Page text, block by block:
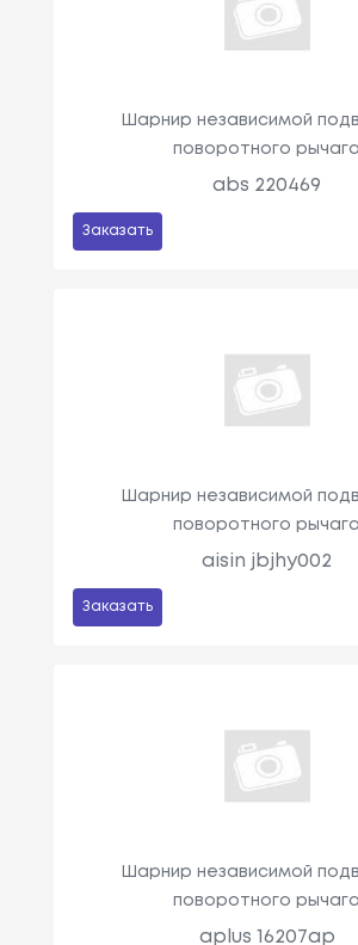
Шарнир независимой
поворотного рычага
abs 220469
Заказать
Шарнир независимой
поворотного рычага
aisin jbjhy002
Заказать
Шарнир независимой
поворотного рычага
aplus 16207ap